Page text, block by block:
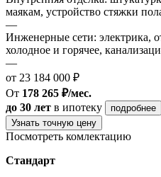
маякам, устройство стяжки
—
Инженерные сети: электрика,
холодное и горячее,
—
от 23 184 000 ₽
От 178 265 ₽/мес.
до 30 лет в ипотеку
подробнее
Узнать точную цену
Посмотреть комлектацию
Стандарт